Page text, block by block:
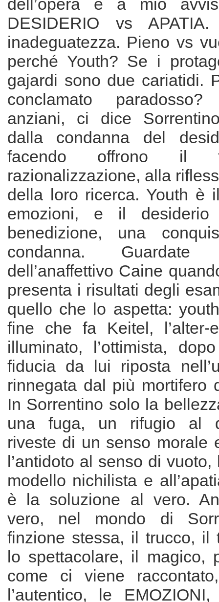
dell’opera è a mio
DESIDERIO vs
inadeguatezza. Pieno vs
perché Youth? Se i
gajardi sono due cariatidi.
conclamato
anziani, ci dice
dalla condanna del
facendo offrono il
razionalizzazione, alla
della loro ricerca. Youth è
emozioni, e il
benedizione, una
condanna.
dell’anaffettivo Caine
presenta i risultati degli
quello che lo aspetta:
fine che fa Keitel, l’alter-
illuminato, l’ottimista,
fiducia da lui riposta
rinnegata dal più mortifero
In Sorrentino solo la
una fuga, un rifugio al
riveste di un senso morale
l’antidoto al senso di vuoto,
modello nichilista e
è la soluzione al vero.
vero, nel mondo di
finzione stessa, il trucco, il
lo spettacolare, il magico,
come ci viene
l’autentico, le